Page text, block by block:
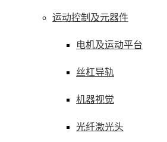
运动控制及元器件
电机及运动平台
丝杠导轨
机器视觉
光纤激光头